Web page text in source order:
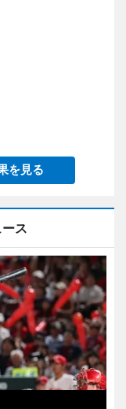
を見る
ス